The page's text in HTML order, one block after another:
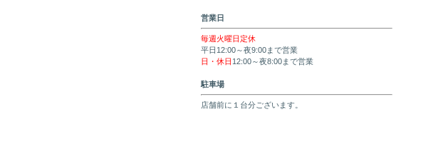
営業日
毎週火曜日定休
平日12:00～夜9:00まで営業
日・休日 12:00～夜8:00まで営業
駐車場
店舗前に１台分ございます。